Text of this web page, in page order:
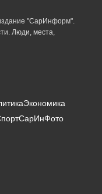
"СарИнформ".
Люди, места,
Экономика
СарИнФото